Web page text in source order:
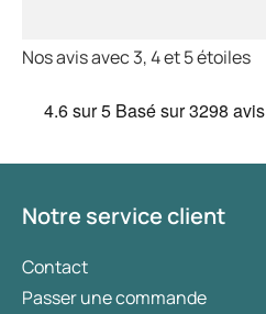
Nos avis avec 3, 4 et 5 étoiles
4.6sur 5 Basé sur3298 avis
Notre service client
Contact
Passer une commande